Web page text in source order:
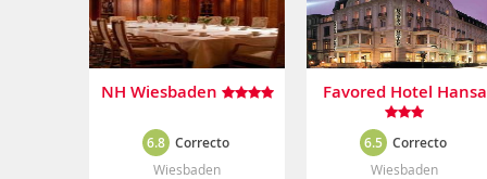
NH Wiesbaden
6.8 Correcto
Wiesbaden
Favored Hotel Hansa
6.5 Correcto
Wiesbaden